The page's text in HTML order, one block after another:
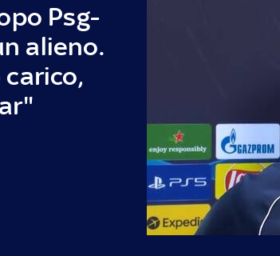
Psg-
alieno.